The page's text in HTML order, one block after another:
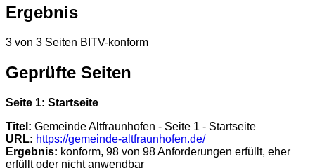
Ergebnis
3 von 3 Seiten BITV-konform
Geprüfte Seiten
Seite 1: Startseite
Titel: Gemeinde Altfraunhofen - Seite 1 - Startseite
URL: https://gemeinde-altfraunhofen.de/
Ergebnis: konform, 98 von 98 Anforderungen erfüllt, eher
erfüllt oder nicht anwendbar